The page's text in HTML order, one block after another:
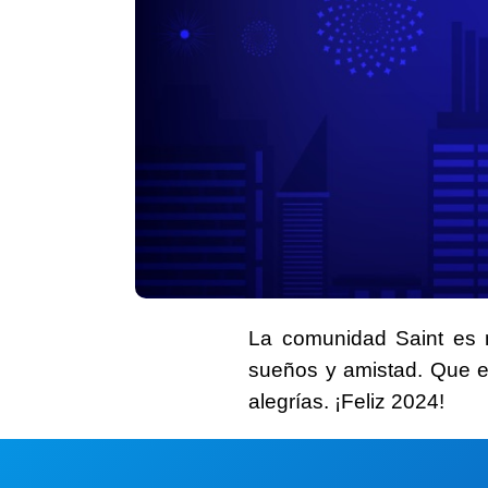
La comunidad Saint es
sueños y amistad. Que
alegrías. ¡Feliz 2024!